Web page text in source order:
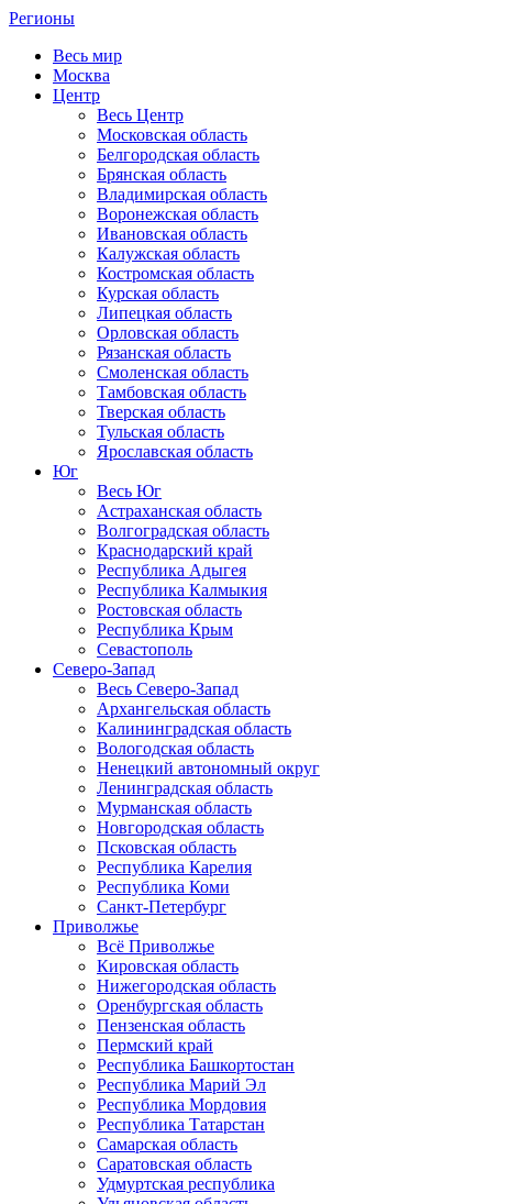
Регионы
Весь мир
Москва
Центр
Весь Центр
Московская область
Белгородская область
Брянская область
Владимирская область
Воронежская область
Ивановская область
Калужская область
Костромская область
Курская область
Липецкая область
Орловская область
Рязанская область
Смоленская область
Тамбовская область
Тверская область
Тульская область
Ярославская область
Юг
Весь Юг
Астраханская область
Волгоградская область
Краснодарский край
Республика Адыгея
Республика Калмыкия
Ростовская область
Республика Крым
Севастополь
Северо-Запад
Весь Северо-Запад
Архангельская область
Калининградская область
Вологодская область
Ненецкий автономный округ
Ленинградская область
Мурманская область
Новгородская область
Псковская область
Республика Карелия
Республика Коми
Санкт-Петербург
Приволжье
Всё Приволжье
Кировская область
Нижегородская область
Оренбургская область
Пензенская область
Пермский край
Республика Башкортостан
Республика Марий Эл
Республика Мордовия
Республика Татарстан
Самарская область
Саратовская область
Удмуртская республика